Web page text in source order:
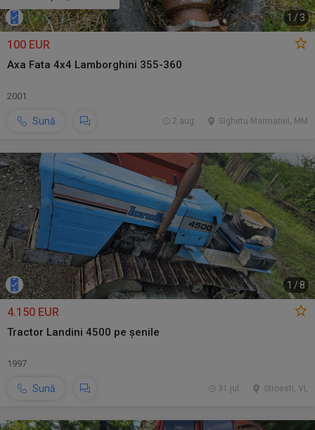
1 /3
100 EUR
Axa Fata 4x4 Lamborghini 355-360
2001
Sună Sighetu Marmatiei, MM
2 aug.
1 /8
4.150 EUR
Tractor Landini 4500 pe șenile
1997
Sună Stroesti, VL
31 jul.